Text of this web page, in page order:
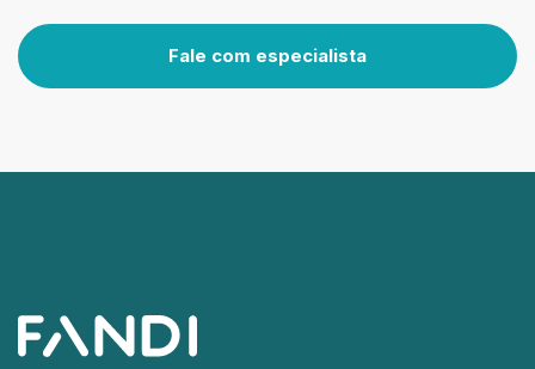
Fale com especialista